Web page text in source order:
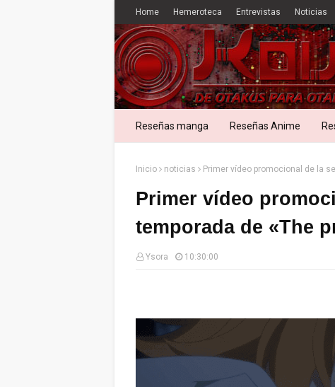
Home Hemeroteca Entrevistas Noticias
Reseñas manga Reseñas Anime
Inicio noticias Primer vídeo promocional de la
Primer vídeo
temporada de «The
Ysora 10:30:00